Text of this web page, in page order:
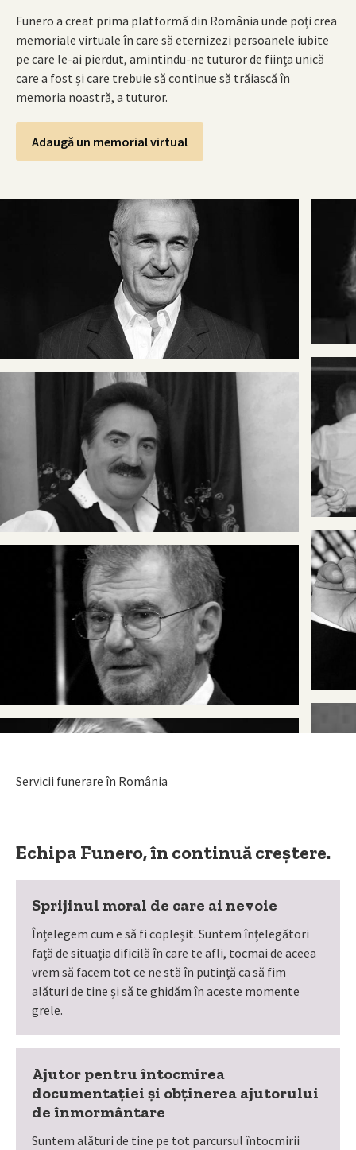
Funero a creat prima platformă din România unde poți crea
memoriale virtuale în care să eternizezi persoanele iubite
pe care le-ai pierdut, amintindu-ne tuturor de ființa unică
care a fost și care trebuie să continue să trăiască în
memoria noastră, a tuturor.
Adaugă un memorial virtual
Servicii funerare în România
Echipa Funero, în continuă creștere.
Sprijinul moral de care ai nevoie
Înțelegem cum e să fi copleșit. Suntem înțelegători
față de situația dificilă în care te afli, tocmai de aceea
vrem să facem tot ce ne stă în putință ca să fim
alături de tine și să te ghidăm în aceste momente
grele.
Ajutor pentru întocmirea
documentației și obținerea ajutorului
de înmormântare
Suntem alături de tine pe tot parcursul întocmirii